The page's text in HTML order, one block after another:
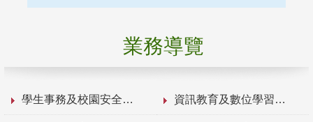
業務導覽
學生事務及校園安全 資訊教育及數位學習